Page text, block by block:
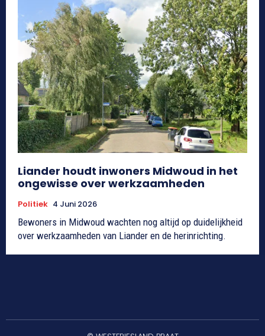
Liander houdt inwoners Midwoud in het
ongewisse over werkzaamheden
Politiek 4 Juni 2026
Bewoners in Midwoud wachten nog altijd op duidelijkheid
over werkzaamheden van Liander en de herinrichting.